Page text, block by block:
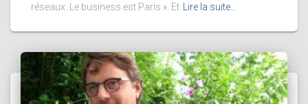
réseaux. Le business est Paris ». Et
Lire la suite…